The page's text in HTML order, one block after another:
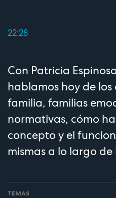
22:28
Con Patricia
hablamos hoy de
familia, familias
normativas, cómo
concepto y el
mismas a lo largo de
TEMAS